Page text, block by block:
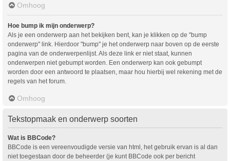
Omhoog
Hoe bump ik mijn onderwerp?
Als je een onderwerp aan het bekijken bent, kan je klikken op de "bump
onderwerp" link. Hierdoor "bump" je het onderwerp naar boven op de eerste
pagina van de onderwerpenlijst. Als deze link er niet staat, kunnen
onderwerpen niet gebumpt worden. Een onderwerp kan ook gebumpt
worden door een antwoord te plaatsen, maar hou hierbij wel rekening met de
regels van het forum.
Omhoog
Tekstopmaak en onderwerp soorten
Wat is BBCode?
BBCode is een vereenvoudigde versie van html, het gebruik ervan is al dan
niet toegestaan door de beheerder (je kunt BBCode ook per bericht